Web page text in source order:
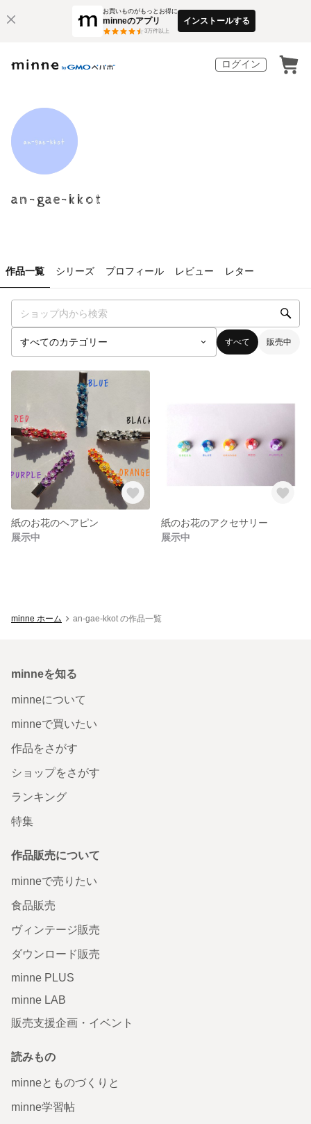
お買いものがもっとお得に
minneのアプリ
3万件以上
インストールする
ログイン
an-gae-kkot
作品一覧 シリーズ プロフィール レビュー レター
すべて 販売中
紙のお花のヘアピン
展示中
紙のお花のアクセサリー
展示中
minne ホーム an-gae-kkot の作品一覧
minneを知る
minneについて
minneで買いたい
作品をさがす
ショップをさがす
ランキング
特集
作品販売について
minneで売りたい
食品販売
ヴィンテージ販売
ダウンロード販売
minne PLUS
minne LAB
販売支援企画・イベント
読みもの
minneとものづくりと
minne学習帖